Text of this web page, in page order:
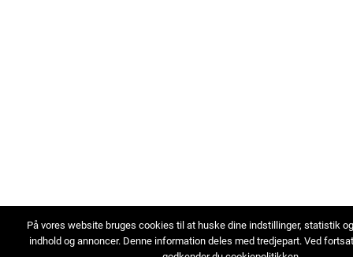
På vores website bruges cookies til at huske dine indstillinger, statistik
indhold og annoncer. Denne information deles med tredjepart. Ved